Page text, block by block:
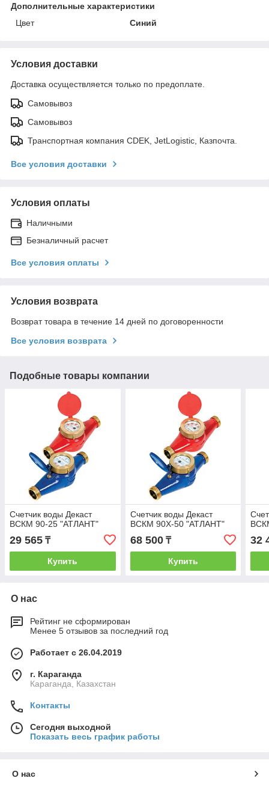
Дополнительные характеристики
Цвет
Синий
Условия доставки
Доставка осуществляется только по предоплате.
Самовывоз
Самовывоз
Транспортная компания CDEK, JetLogistic, Казпочта.
Все условия доставки
Условия оплаты
Наличными
Безналичный расчет
Все условия оплаты
Условия возврата
Возврат товара в течение 14 дней по договоренности
Все условия возврата
Подобные товары компании
Счетчик воды Декаст
ВСКМ 90-25 "АТЛАНТ"
29 565 ₸
Купить
Счетчик воды Декаст
ВСКМ 90Х-50 "АТЛАНТ"
68 500₸
Купить
32
О нас
Рейтинг не сформирован
Менее 5 отзывов за последний год
Работает с 26.04.2019
г. Караганда
Караганда, Казахстан
Контакты
Сегодня выходной
Показать весь график работы
О нас